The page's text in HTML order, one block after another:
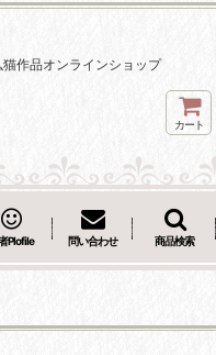
作品オンラインショップ
カート
Plofile 問い合わせ 商品検索